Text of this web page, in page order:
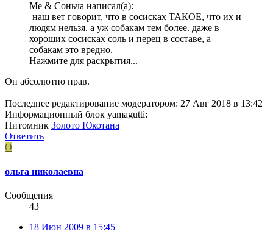
Me & Соньча написал(а):
наш вет говорит, что в сосисках ТАКОЕ, что их и
людям нельзя. а уж собакам тем более. даже в
хороших сосисках соль и перец в составе, а
собакам это вредно.
Нажмите для раскрытия...
Он абсолютно прав.
Последнее редактирование модератором: 27 Авг 2018 в 13:42
Информационный блок yamagutti:
Питомник Золото Юкотана
Ответить
О
ольга николаевна
Сообщения
43
18 Июн 2009 в 15:45